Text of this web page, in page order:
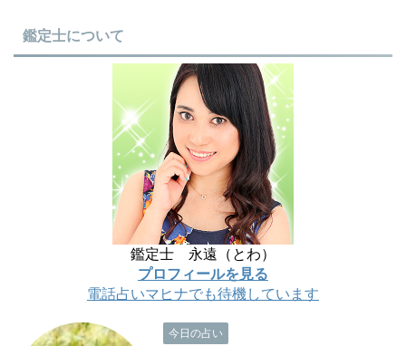
鑑定士について
鑑定士 永遠（とわ）
プロフィールを見る
電話占いマヒナでも待機しています
今日の占い